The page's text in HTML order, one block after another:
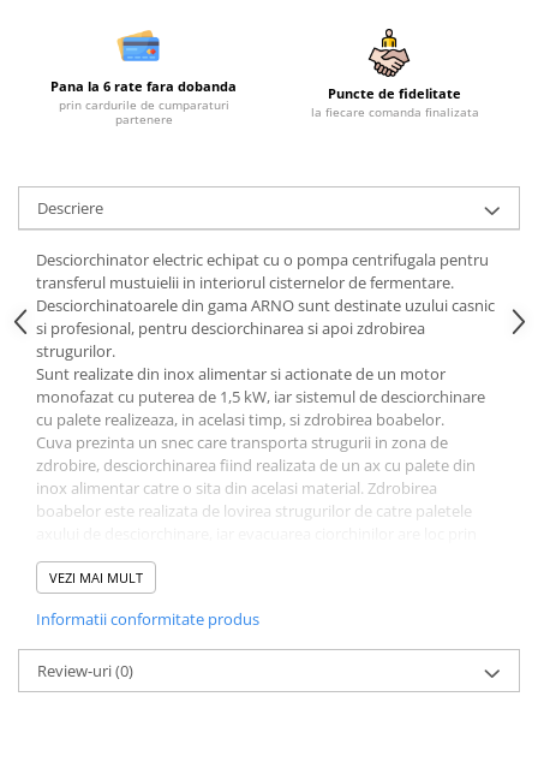
Accesorii echipamente curatenie
Dispozitive de imprastiat si
Lopeti pentru zapada
Roabe si carucioare
Sere si solarii
Plase si folii pentru gradinarit
Alte unelte de gradinarit
Echipamente de protectie pentru
gradina
Casti de protectie
Manusi de lucru
Ochelari de protectie
Electrice si Iluminat
Prize & Prelungitoare
Masini de taiat beton / asfalt
Pana la 6 rate fara dobanda
prin cardurile de cumparaturi
partenere
Puncte de fidelitate
la fiecare comanda finalizata
Descriere
Desciorchinator electric echipat cu o pompa centrifugala pentru
transferul mustuielii in interiorul cisternelor de fermentare.
Desciorchinatoarele din gama ARNO sunt destinate uzului casnic
si profesional, pentru desciorchinarea si apoi zdrobirea
strugurilor.
Sunt realizate din inox alimentar si actionate de un motor
monofazat cu puterea de 1,5 kW, iar sistemul de desciorchinare
cu palete realizeaza, in acelasi timp, si zdrobirea boabelor.
Cuva prezinta un snec care transporta strugurii in zona de
zdrobire, desciorchinarea fiind realizata de un ax cu palete din
inox alimentar catre o sita din acelasi material. Zdrobirea
boabelor este realizata de lovirea strugurilor de catre paletele
pompa din inox ce usureaza manipularea mustuielii.
mm, pompa avand capabilitatea de a impinge mustuiala pana la
o inaltime de 5 m si o lungime de 15 m.
Productivitatea este de pana la 2.000 kg/h.
VEZI MAI MULT
Informatii conformitate produs
Review-uri(0)